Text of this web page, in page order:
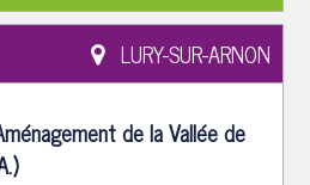
LURY-SUR-ARNON
de la Vallée de